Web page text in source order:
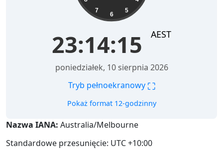
5
6
7
23:14:15 AEST
poniedziałek, 10 sierpnia 2026
Tryb pełnoekranowy ⛶
Pokaż format 12-godzinny
Nazwa IANA: Australia/Melbourne
Standardowe przesunięcie: UTC +10:00